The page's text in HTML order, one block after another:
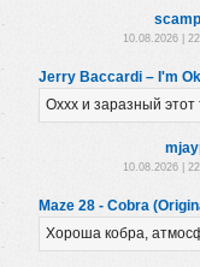
10.08.2026 |
Jerry Baccardi – I'm
Оххх и заразный этот
10.08.2026 |
Maze 28 - Cobra
Хороша кобра,